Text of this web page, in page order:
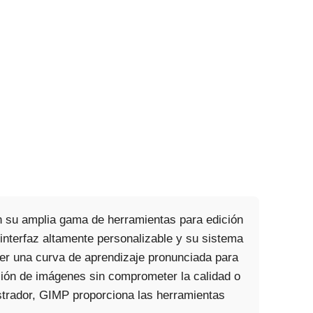
amplia gama de herramientas para edición
altamente personalizable y su sistema
una curva de aprendizaje pronunciada para
de imágenes sin comprometer la calidad o
GIMP proporciona las herramientas